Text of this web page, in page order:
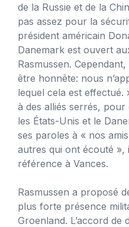
de la Russie et de la
pas assez pour la
président américain
Danemark est ouvert
Rasmussen.
être honnête: nous
lequel cela est effectué.
à des alliés serrés,
les États-Unis et le
ses paroles à « nos
autres qui ont écouté »,
référence à Vances.
Rasmussen a proposé
plus forte présence
Groenland. L’accord de